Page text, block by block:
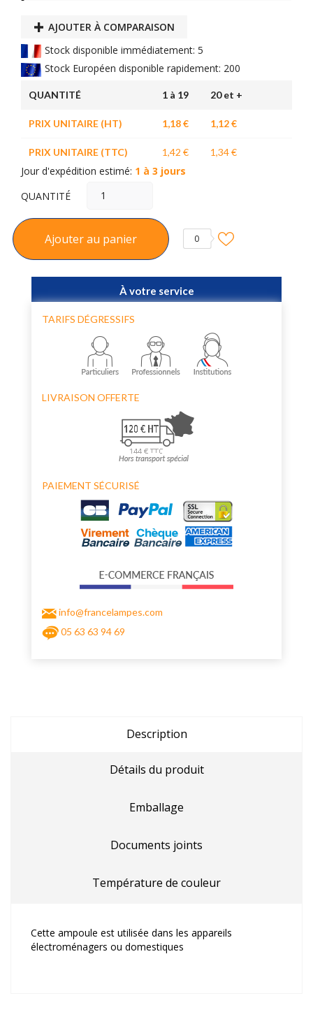
AJOUTER À COMPARAISON
Stock disponible immédiatement: 5
Stock Européen disponible rapidement: 200
QUANTITÉ 1 à 19 20 et +
PRIX UNITAIRE (HT) 1,18 € 1,12 €
PRIX UNITAIRE (TTC) 1,42 € 1,34 €
Jour d'expédition estimé: 1 à 3 jours
QUANTITÉ
Ajouter au panier 0
À votre service
TARIFS DÉGRESSIFS
LIVRAISON OFFERTE
PAIEMENT SÉCURISÉ
info@francelampes.com
05 63 63 94 69
Description
Détails du produit
Emballage
Documents joints
Température de couleur
Cette ampoule est utilisée dans les appareils
électroménagers ou domestiques